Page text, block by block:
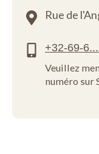
Rue de
Veuillez
numéro sur